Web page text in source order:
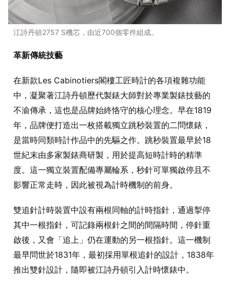
江詩丹頓2757 S機芯，由近700個零件組成。
革新傳統技藝
在新款Les Cabinotiers閣樓工匠時計的各項複雜功能
中，凝聚著江詩丹頓歷代製錶大師對於專業製錶技藝的
不渝傳承，這也是品牌始終恪守的核心理念。早在1819
年，品牌便打造出一枚搭載獨立跳秒裝置的二問懷錶，
是當時同類時計作品中的先驅之作。跳秒裝置最早於18
世紀末由多家製錶商研製，用於提高短時計時的精準
度。這一獨立裝置配備專屬輪系，秒針可單獨啟停且不
影響正常走時，因此被視為計時機制的前身。
雙追針計時裝置中設有兩根同軸的計時指針，通過掣停
其中一根指針，可記錄兩根針之間的間隔時間，停針重
啟後，又會「追上」仍在運動的另一根指針。這一機制
最早問世於1831年，最初採用單根追針的設計，1838年
推出雙針設計，隨即被江詩丹頓引入計時懷錶中。